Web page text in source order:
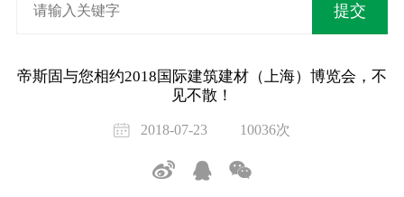
帝斯固与您相约2018国际建筑建材（上海）博览会，不
见不散！
2018-07-23 10036次